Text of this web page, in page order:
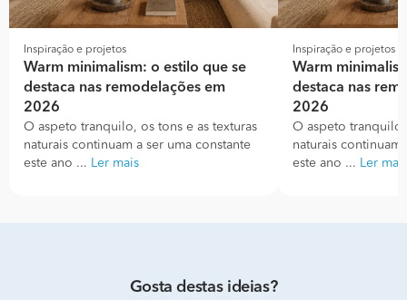
Inspiração e projetos
Warm minimalism: o estilo que se
destaca nas remodelações em
2026
O aspeto tranquilo, os tons e as texturas
naturais continuam a ser uma constante
este ano ... Ler mais
Inspiração e projetos
Warm
destaca nas
2026
O aspeto
naturais continuam
este ano ... Ler mais
Gosta destas ideias?